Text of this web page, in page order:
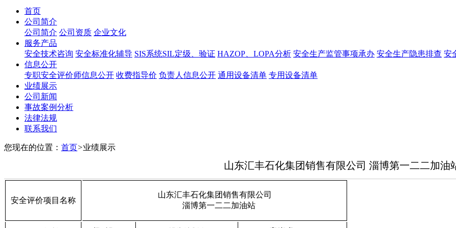
首页
公司简介
公司简介 公司资质 企业文化
服务产品
安全技术咨询 安全标准化辅导 SIS系统SIL定级、验证 HAZOP、LOPA分析 安全生产监管事项承办 安全生产隐患排查 安
信息公开
专职安全评价师信息公开 收费指导价 负责人信息公开 通用设备清单 专用设备清单
业绩展示
公司新闻
事故案例分析
法律法规
联系我们
您现在的位置： 首页>业绩展示
山东汇丰石化集团销售有限公司 淄博第一二二加油
安全评价项目名称
山东汇丰石化集团销售有限公司
淄博第一二二加油站